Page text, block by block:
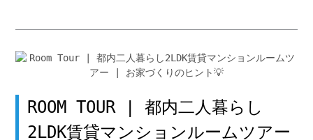
ROOM TOUR | 都内二人暮らし
2LDK賃貸マンションルームツアー